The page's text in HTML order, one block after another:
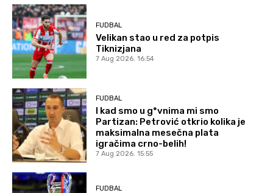
FUDBAL
Velikan stao u red za potpis
Tiknizjana
7 Aug 2026. 16:54
FUDBAL
I kad smo u g*vnima mi smo
Partizan: Petrović otkrio kolika je
maksimalna mesečna plata
igračima crno-belih!
7 Aug 2026. 15:55
FUDBAL